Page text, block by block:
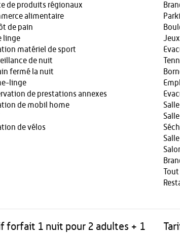
de produits régionaux
alimentaire
de pain
linge
matériel de sport
de nuit
fermé la nuit
linge
de prestations annexes
de mobil home
de vélos
forfait 1 nuit pour 2 adultes + 1